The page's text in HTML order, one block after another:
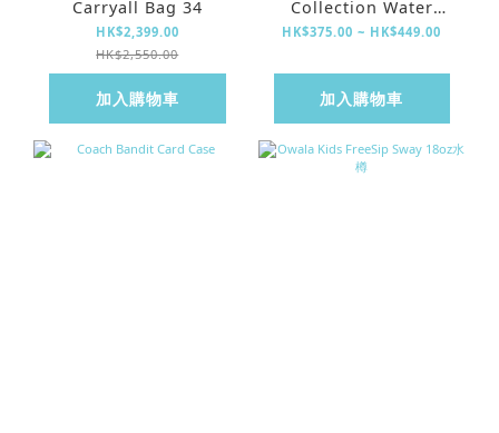
Carryall Bag 34
HK$2,399.00
HK$2,550.00
加入購物車
Collection Water
Bottle
HK$375.00 ~ HK$449.00
加入購物車